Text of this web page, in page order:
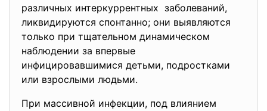
различных интеркуррентных заболеваний,
ликвидируются спонтанно; они выявляются
только при тщательном динамическом
наблюдении за впервые
инфицировавшимися детьми, подростками
или взрослыми людьми.
При массивной инфекции, под влиянием